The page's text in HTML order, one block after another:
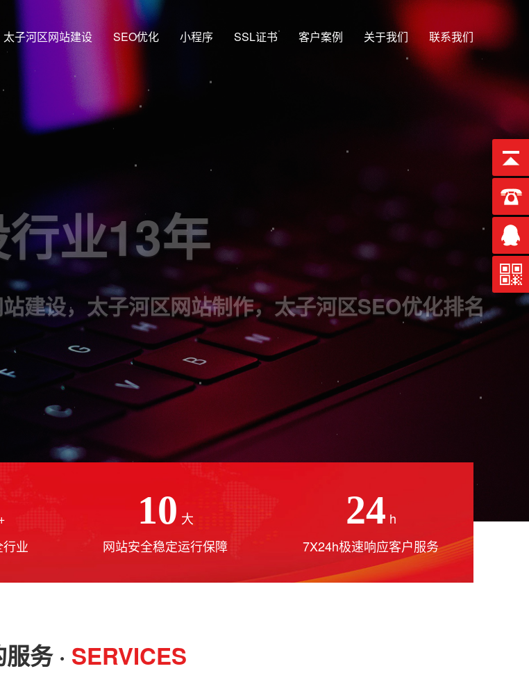
太子河区网站建设 SEO优化 小程序 SSL证书 客户案例 关于我们 联系我们
设行业13年
子河区网站制作，太子河区SEO优化排名
业
10 大
网站安全稳定运行保障
24 h
7X24h极速响应客户服务
务 · SERVICES